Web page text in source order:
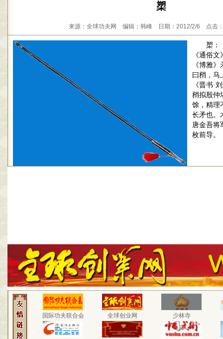
槊
来源：全球功夫网 编辑：韩峰 日期：2012/2/6 点击
槊：
《通俗
《博雅
曰矟，马
《晋书·
矟拟殷仲
馀，精理
长矛也。
唐金吾将
枚前导。
国际功夫联合会 全球创业网 少林寺